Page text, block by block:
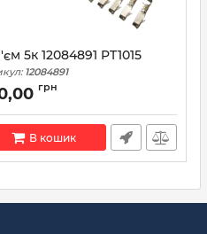
5к 12084891 PT1015
12084891
грн
В кошик